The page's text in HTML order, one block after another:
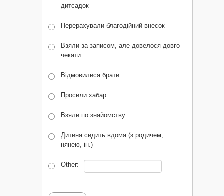
дитсадок
Перерахували благодійний внесок
Взяли за записом, але довелося довго
чекати
Відмовилися брати
Просили хабар
Взяли по знайомству
Дитина сидить вдома (з родичем,
нянею, ін.)
Other: